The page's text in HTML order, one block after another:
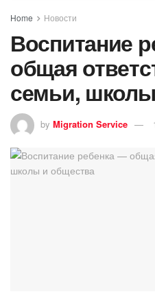
Home Новости
Воспитание
общая
семьи,
by Migration Service